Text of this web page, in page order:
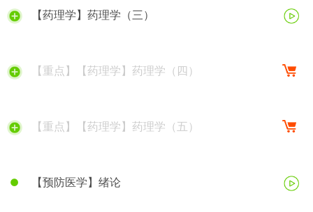
【药理学】药理学（三）
【重点】【药理学】药理学（四）
【重点】【药理学】药理学（五）
【预防医学】绪论